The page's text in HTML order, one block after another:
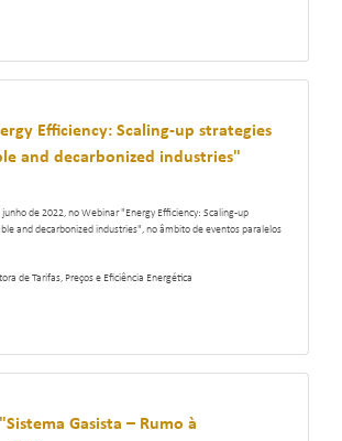
Efficiency: Scaling-up strategies
and decarbonized industries"
de 2022, no Webinar "Energy Efficiency: Scaling-up
and decarbonized industries", no âmbito de eventos paralelos
de Tarifas, Preços e Eficiência Energética
Gasista – Rumo à